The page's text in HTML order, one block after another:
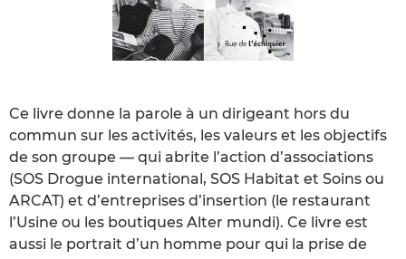
Ce livre donne la parole à un dirigeant hors du
commun sur les activités, les valeurs et les objectifs
de son groupe — qui abrite l’action d’associations
(SOS Drogue international, SOS Habitat et Soins ou
ARCAT) et d’entreprises d’insertion (le restaurant
l’Usine ou les boutiques Alter mundi). Ce livre est
aussi le portrait d’un homme pour qui la prise de